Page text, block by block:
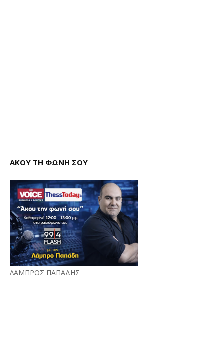
ΑΚΟΥ ΤΗ ΦΩΝΗ ΣΟΥ
ΛΑΜΠΡΟΣ ΠΑΠΑΔΗΣ